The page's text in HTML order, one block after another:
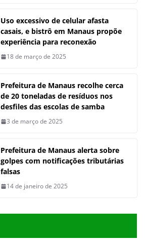
Uso excessivo de celular afasta
casais, e bistrô em Manaus propõe
experiência para reconexão
18 de março de 2025
Prefeitura de Manaus recolhe cerca
de 20 toneladas de resíduos nos
desfiles das escolas de samba
3 de março de 2025
Prefeitura de Manaus alerta sobre
golpes com notificações tributárias
falsas
14 de janeiro de 2025